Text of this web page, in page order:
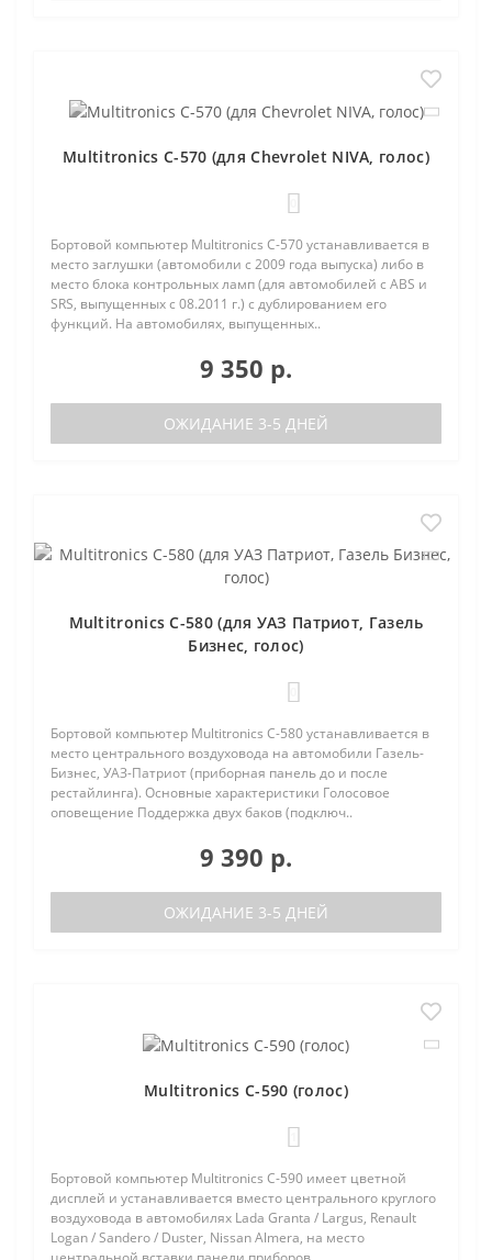
Multitronics C-570 (для Chevrolet NIVA, голос)
Бортовой компьютер Multitronics C-570 устанавливается в
место заглушки (автомобили с 2009 года выпуска) либо в
место блока контрольных ламп (для автомобилей с ABS и
SRS, выпущенных с 08.2011 г.) с дублированием его
функций. На автомобилях, выпущенных..
9 350 р.
ОЖИДАНИЕ 3-5 ДНЕЙ
Multitronics C-580 (для УАЗ Патриот, Газель
Бизнес, голос)
Бортовой компьютер Multitronics C-580 устанавливается в
место центрального воздуховода на автомобили Газель-
Бизнес, УАЗ-Патриот (приборная панель до и после
рестайлинга). Основные характеристики Голосовое
оповещение Поддержка двух баков (подключ..
9 390 р.
ОЖИДАНИЕ 3-5 ДНЕЙ
Multitronics C-590 (голос)
Бортовой компьютер Multitronics C-590 имеет цветной
дисплей и устанавливается вместо центрального круглого
воздуховода в автомобилях Lada Granta / Largus, Renault
Logan / Sandero / Duster, Nissan Almera, на место